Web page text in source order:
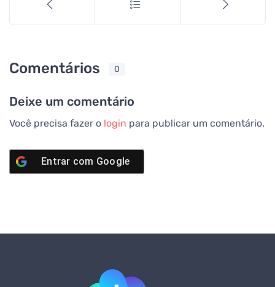
Comentários 0
Deixe um comentário
Você precisa fazer o login para publicar um comentário.
Entrar com Google